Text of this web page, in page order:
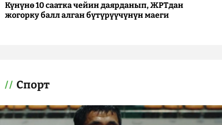
Күнүнө 10 саатка чейин даярданып, ЖРТдан
жогорку балл алган бүтүрүүчүнүн маеги
Спорт